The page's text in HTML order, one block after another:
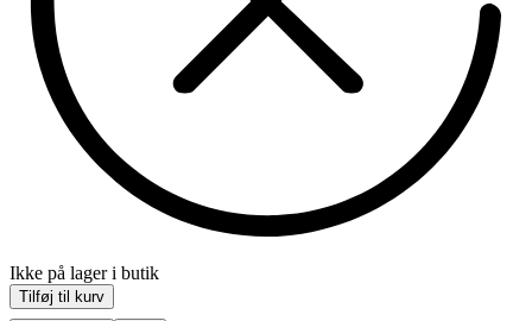
Ikke på lager i butik
Tilføj til kurv